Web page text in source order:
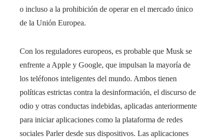
o incluso a la prohibición de operar en el mercado único
de la Unión Europea.
Con los reguladores europeos, es probable que Musk se
enfrente a Apple y Google, que impulsan la mayoría de
los teléfonos inteligentes del mundo. Ambos tienen
políticas estrictas contra la desinformación, el discurso de
odio y otras conductas indebidas, aplicadas anteriormente
para iniciar aplicaciones como la plataforma de redes
sociales Parler desde sus dispositivos. Las aplicaciones